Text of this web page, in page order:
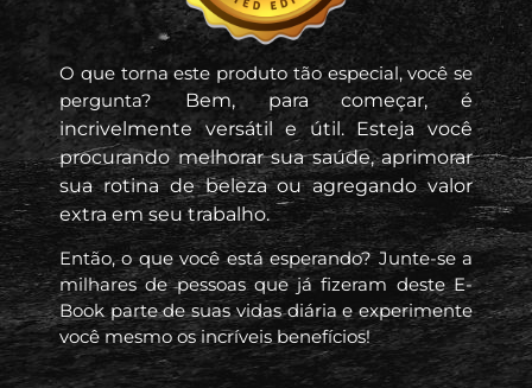
O que torna este produto tão especial, você se
pergunta? Bem, para começar, é
incrivelmente versátil e útil. Esteja você
procurando melhorar sua saúde, aprimorar
sua rotina de beleza ou agregando valor
extra em seu trabalho.
Então, o que você está esperando? Junte-se a
milhares de pessoas que já fizeram deste E-
Book parte de suas vidas diária e experimente
você mesmo os incríveis benefícios!